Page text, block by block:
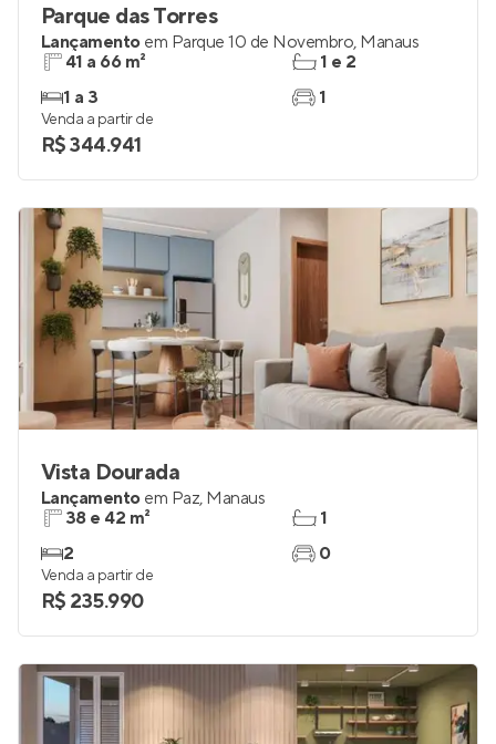
Parque das Torres
Lançamento em Parque 10 de Novembro, Manaus
41 a 66 m²
1 a 3
1 e 2
1
Venda a partir de
R$ 344.941
Vista Dourada
Lançamento em Paz, Manaus
38 e 42 m²
2
1
0
Venda a partir de
R$ 235.990